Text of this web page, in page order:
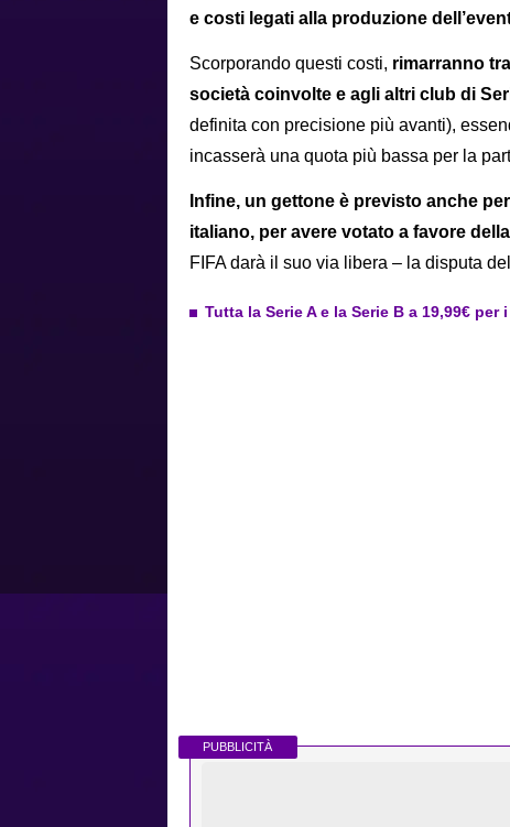
e costi legati alla produzione
Scorporando questi costi, rimarranno
società coinvolte e agli altri club di
definita con precisione più avanti),
incasserà una quota più bassa per la
Infine, un gettone è previsto anche
italiano, per avere votato a favore
FIFA darà il suo via libera – la disputa
Tutta la Serie A e la Serie B a 19,99€
PUBBLICITÀ